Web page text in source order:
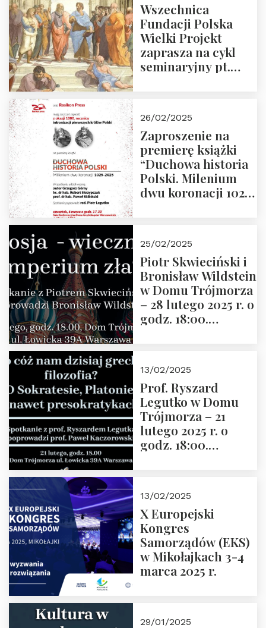
Wszechnica
Fundacji Polska
Wielki Projekt
zaprasza na cykl
seminaryjny pt.
26/02/2025
Zaproszenie na
premierę książki
“Duchowa historia
Polski. Milenium
dwu koronacji 1025-
2025 r. godz. 17:30,
DAW ul. Miodowa
17/19
25/02/2025
Piotr Skwieciński i
Bronisław Wildstein
w Domu Trójmorza
– 28 lutego 2025 r. o
godz. 18:00.
13/02/2025
Prof. Ryszard
Legutko w Domu
Trójmorza – 21
lutego 2025 r. o
godz. 18:00.
Zapraszamy
13/02/2025
X Europejski
Kongres
Samorządów (EKS)
w Mikołajkach 3-4
marca 2025 r.
29/01/2025